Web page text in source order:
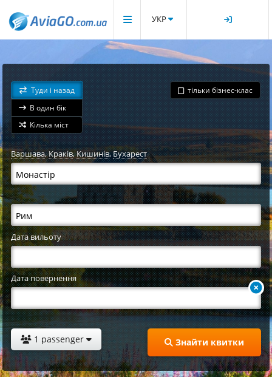
УКР
Туди і назад
В один бік
Кілька міст
тільки бізнес-клас
Варшава,Краків,Кишинів,Бухарест
Дата вильоту
Дата повернення
1 passenger Знайти квитки